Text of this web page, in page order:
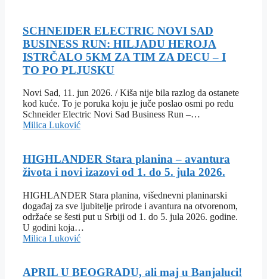
SCHNEIDER ELECTRIC NOVI SAD
BUSINESS RUN: HILJADU HEROJA
ISTRČALO 5KM ZA TIM ZA DECU – I
TO PO PLJUSKU
Novi Sad, 11. jun 2026. / Kiša nije bila razlog da ostanete
kod kuće. To je poruka koju je juče poslao osmi po redu
Schneider Electric Novi Sad Business Run –…
Milica Luković
HIGHLANDER Stara planina – avantura
života i novi izazovi od 1. do 5. jula 2026.
HIGHLANDER Stara planina, višednevni planinarski
događaj za sve ljubitelje prirode i avantura na otvorenom,
održaće se šesti put u Srbiji od 1. do 5. jula 2026. godine.
U godini koja…
Milica Luković
APRIL U BEOGRADU, ali maj u Banjaluci!